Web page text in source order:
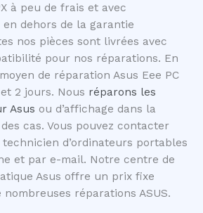
à peu de frais et avec
dehors de la garantie
nos pièces sont livrées avec
pour nos réparations. En
de réparation Asus Eee PC
et 2 jours. Nous réparons les
Asus ou d’affichage dans la
cas. Vous pouvez contacter
d’ordinateurs portables
et par e-mail. Notre centre de
Asus offre un prix fixe
réparations ASUS.